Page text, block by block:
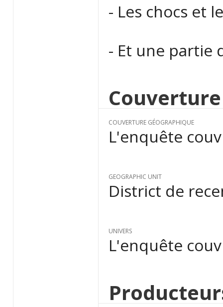
- Les chocs et
- Et une partie
Couverture
COUVERTURE GÉOGRAPHIQUE
L'enquête
GEOGRAPHIC UNIT
District de
UNIVERS
L'enquête